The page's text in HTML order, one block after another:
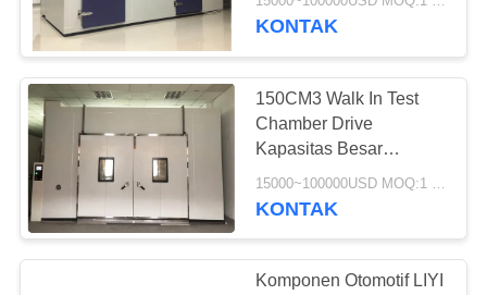
PERMINTAAN
PENAWARAN
SITEMAP
PRIVACY
POLICY
KONTAK
150CM3 Walk In Test
Chamber Drive
Kapasitas Besar
Transformator Pengujian
yang Dapat Diprogram
KONTAK
Komponen Otomotif LIYI